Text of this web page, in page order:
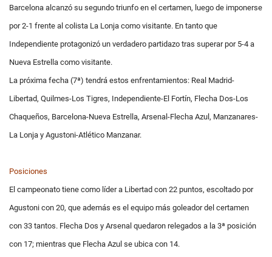
Barcelona alcanzó su segundo triunfo en el certamen, luego de imponerse
por 2-1 frente al colista La Lonja como visitante. En tanto que
Independiente protagonizó un verdadero partidazo tras superar por 5-4 a
Nueva Estrella como visitante.
La próxima fecha (7ª) tendrá estos enfrentamientos: Real Madrid-
Libertad, Quilmes-Los Tigres, Independiente-El Fortín, Flecha Dos-Los
Chaqueños, Barcelona-Nueva Estrella, Arsenal-Flecha Azul, Manzanares-
La Lonja y Agustoni-Atlético Manzanar.
Posiciones
El campeonato tiene como líder a Libertad con 22 puntos, escoltado por
Agustoni con 20, que además es el equipo más goleador del certamen
con 33 tantos. Flecha Dos y Arsenal quedaron relegados a la 3ª posición
con 17; mientras que Flecha Azul se ubica con 14.